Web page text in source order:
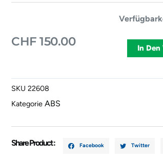
CHF 150.00
ABS
OPEL
ASTRA
Hatchback
Menge
In
SKU22608
Kategorie ABS
Share Product : Facebook Twitter